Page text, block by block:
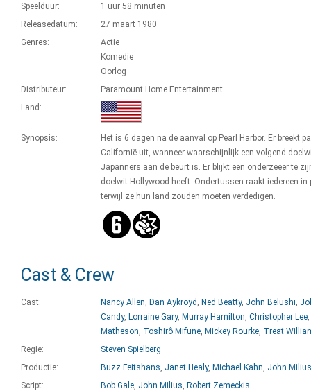
Speelduur:
1 uur 58 minuten
Releasedatum:
27 maart 1980
Genres:
Actie
Komedie
Oorlog
Distributeur:
Paramount Home Entertainment
Land:
Synopsis:
Het is 6 dagen na de aanval op Pearl Harbor. Er breekt
Californië uit, wanneer waarschijnlijk een volgend
Japanners aan de beurt is. Er blijkt een onderzeeër te
doelwit Hollywood heeft. Ondertussen raakt iedereen in
terwijl ze hun land zouden moeten verdedigen.
Cast & Crew
Cast: Nancy Allen, Dan Aykroyd , Ned Beatty, John Belushi,
Candy, Lorraine Gary, Murray Hamilton, Christopher Lee,
Matheson, Toshirô Mifune, Mickey Rourke, Treat
Regie:
Steven Spielberg
Productie:
Buzz Feitshans, Janet Healy, Michael Kahn, John Milius
Script:
Bob Gale, John Milius, Robert Zemeckis